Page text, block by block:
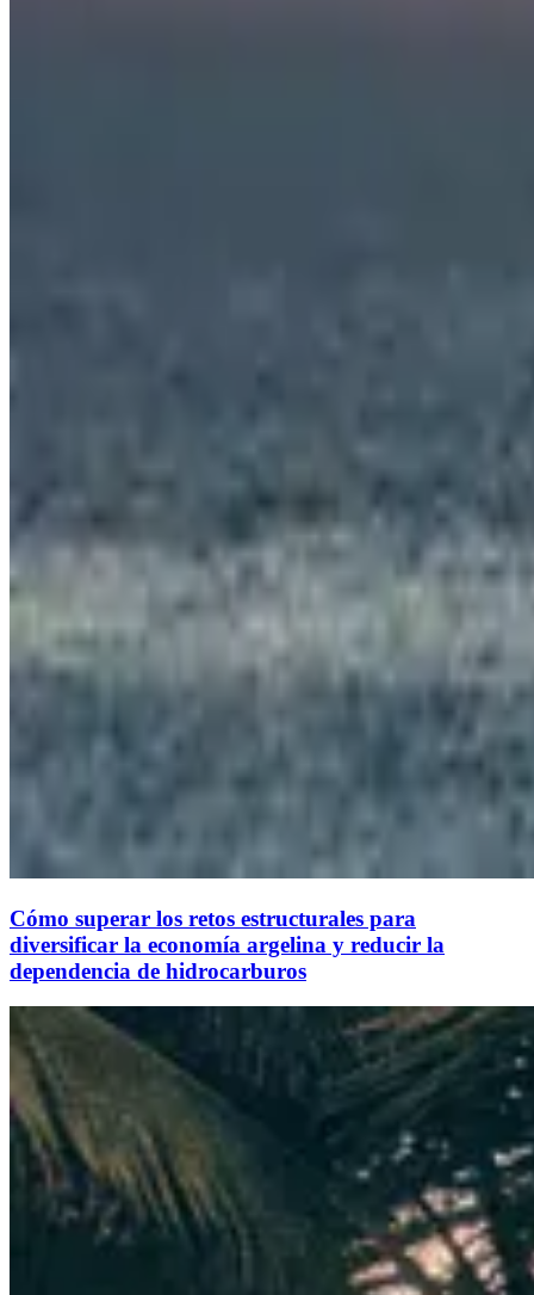
Cómo superar los retos estructurales para
diversificar la economía argelina y reducir la
dependencia de hidrocarburos